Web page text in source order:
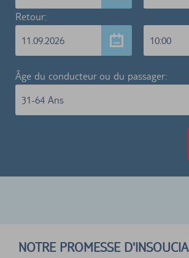
Retour:
11.09.2026
10:00
Âge du conducteur ou du passager:
31-64 Ans
NOTRE PROMESSE